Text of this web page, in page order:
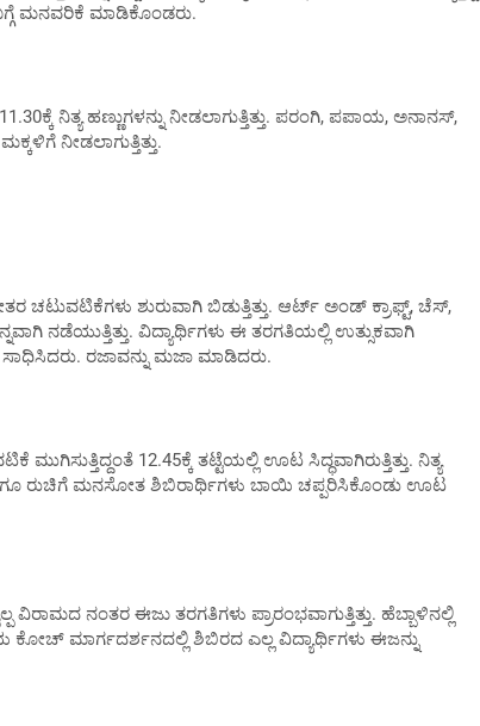
ಮನವರಿಕೆ ಮಾಡಿಕೊಂಡರು.
ನಿತ್ಯ ಹಣ್ಣುಗಳನ್ನು ನೀಡಲಾಗುತ್ತಿತ್ತು. ಪರಂಗಿ, ಪಪಾಯ, ಅನಾನಸ್,
ನೀಡಲಾಗುತ್ತಿತ್ತು.
ಚಟುವಟಿಕೆಗಳು ಶುರುವಾಗಿ ಬಿಡುತ್ತಿತ್ತು. ಆರ್ಟ್ ಅಂಡ್ ಕ್ರಾಫ್ಟ್, ಚೆಸ್,
ನಡೆಯುತ್ತಿತ್ತು. ವಿದ್ಯಾರ್ಥಿಗಳು ಈ ತರಗತಿಯಲ್ಲಿ ಉತ್ಸುಕವಾಗಿ
ರಜಾವನ್ನು ಮಜಾ ಮಾಡಿದರು.
ಮುಗಿಸುತ್ತಿದ್ದಂತೆ 12.45ಕ್ಕೆ ತಟ್ಟೆಯಲ್ಲಿ ಊಟ ಸಿದ್ಧವಾಗಿರುತ್ತಿತ್ತು. ನಿತ್ಯ
ಹಾಗೂ ರುಚಿಗೆ ಮನಸೋತ ಶಿಬಿರಾರ್ಥಿಗಳು ಬಾಯಿ ಚಪ್ಪರಿಸಿಕೊಂಡು ಊಟ
ವಿರಾಮದ ನಂತರ ಈಜು ತರಗತಿಗಳು ಪ್ರಾರಂಭವಾಗುತ್ತಿತ್ತು. ಹೆಬ್ಬಾಳಿನಲ್ಲಿ
ಕೋಚ್ ಮಾರ್ಗದರ್ಶನದಲ್ಲಿ ಶಿಬಿರದ ಎಲ್ಲ ವಿದ್ಯಾರ್ಥಿಗಳು ಈಜನ್ನು